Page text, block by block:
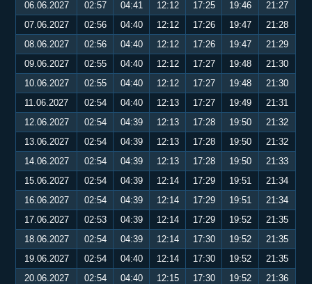
06.06.2027
02:57 04:41 12:12 17:25 19:46
21:27
07.06.2027
02:56 04:40 12:12 17:26 19:47
21:28
08.06.2027
02:56 04:40 12:12 17:26 19:47
21:29
09.06.2027
02:55 04:40 12:12 17:27 19:48
21:30
10.06.2027
02:55 04:40 12:12 17:27 19:48
21:30
11.06.2027
02:54 04:40 12:13 17:27 19:49
21:31
12.06.2027
02:54 04:39 12:13 17:28 19:50
21:32
13.06.2027
02:54 04:39 12:13 17:28 19:50
21:32
14.06.2027
02:54 04:39 12:13 17:28 19:50
21:33
15.06.2027
02:54 04:39 12:14 17:29 19:51
21:34
16.06.2027
02:54 04:39 12:14 17:29 19:51
21:34
17.06.2027
02:53 04:39 12:14 17:29 19:52
21:35
18.06.2027
02:54 04:39 12:14 17:30 19:52
21:35
19.06.2027
02:54 04:40 12:14 17:30 19:52
21:35
20.06.2027
02:54 04:40 12:15 17:30 19:52
21:36